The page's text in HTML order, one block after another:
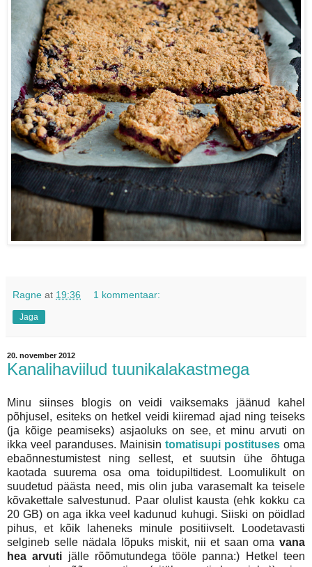
Ragne at 19:36 1 kommentaar:
Jaga
20. november 2012
Kanalihaviilud tuunikalakastmega
Minu siinses blogis on veidi vaiksemaks jäänud kahel
põhjusel, esiteks on hetkel veidi kiiremad ajad ning teiseks
(ja kõige peamiseks) asjaoluks on see, et minu arvuti on
ikka veel paranduses. Mainisin tomatisupi postituses oma
ebaõnnestumistest ning sellest, et suutsin ühe õhtuga
kaotada suurema osa oma toidupiltidest. Loomulikult on
suudetud päästa need, mis olin juba varasemalt ka teisele
kõvakettale salvestunud. Paar olulist kausta (ehk kokku ca
20 GB) on aga ikka veel kadunud kuhugi. Siiski on pöidlad
pihus, et kõik laheneks minule positiivselt. Loodetavasti
selgineb selle nädala lõpuks miskit, nii et saan oma vana
hea arvuti jälle rõõmutundega tööle panna:) Hetkel teen